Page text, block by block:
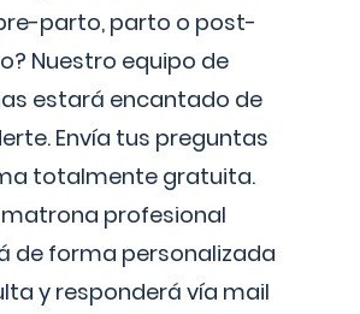
parto, parto o post-
Nuestro equipo de
estará encantado de
Envía tus preguntas
totalmente gratuita.
matrona profesional
de forma personalizada
y responderá vía mail